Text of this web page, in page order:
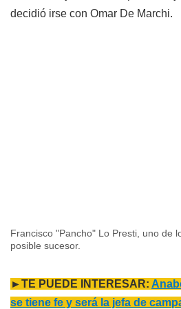
decidió irse con Omar De Marchi.
Francisco "Pancho" Lo Presti, uno de
posible sucesor.
►TE PUEDE INTERESAR:
se tiene fe y será la jefa de